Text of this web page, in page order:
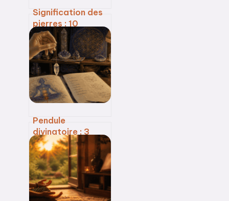
Signification des
pierres : 10
minéraux
essentiels et 5
méthodes pour
les purifier
Pendule
divinatoire : 3
étapes pour
obtenir des
réponses claires
et apaiser votre
mental